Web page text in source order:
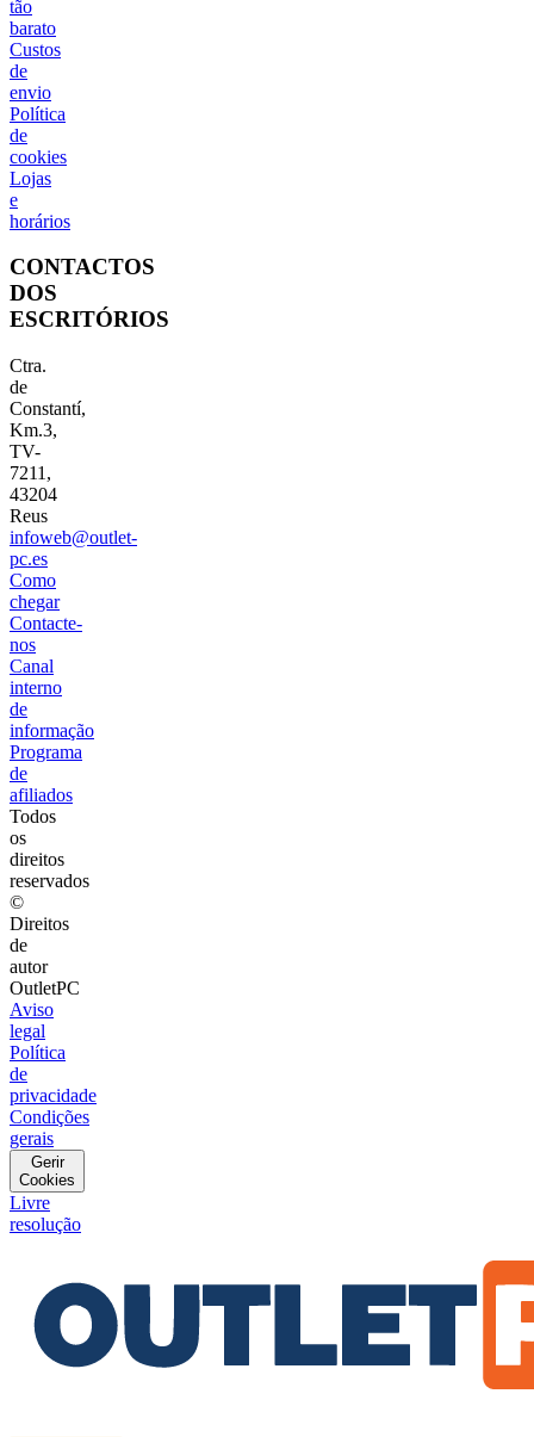
tão
barato
Custos
de
envio
Política
de
cookies
Lojas
e
horários
CONTACTOS
DOS
ESCRITÓRIOS
Ctra.
de
Constantí,
Km.3,
TV-
7211,
43204
Reus
infoweb@outlet-
pc.es
Como
chegar
Contacte-
nos
Canal
interno
de
informação
Programa
de
afiliados
Todos
os
direitos
reservados
©
Direitos
de
autor
OutletPC
Aviso
legal
Política
de
privacidade
Condições
gerais
Gerir
Cookies
Livre
resolução